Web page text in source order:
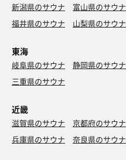
新潟県のサウナ 富山県のサウナ
福井県のサウナ
山梨県のサウナ
東海
岐阜県のサウナ 静岡県のサウナ
三重県のサウナ
近畿
滋賀県のサウナ 京都府のサウナ
兵庫県のサウナ
奈良県のサウナ